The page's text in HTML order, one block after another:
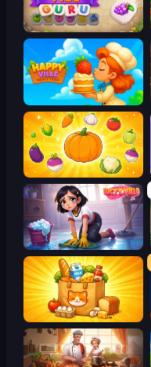
Tile Guru
HappyVille Merge Farm
Merge and Munch
Lucy’s Ville
Farm Merge Market